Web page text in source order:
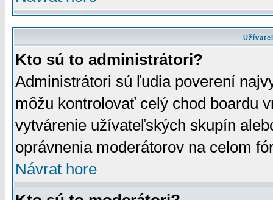
Kto sú to administrátori?
Administrátori sú ľudia poverení
môžu kontrolovať celý chod boardu
vytvárenie užívateľských skupín
oprávnenia moderátorov na celom
Návrat hore